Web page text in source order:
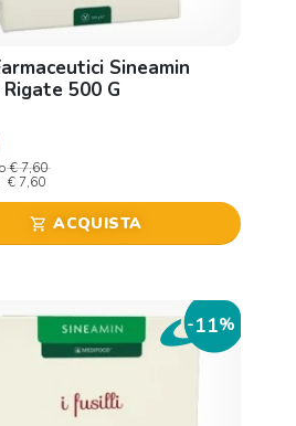
Sineamin
500 G
€ 7,60
€ 7,60
shopping_cart ACQUISTA
-11%